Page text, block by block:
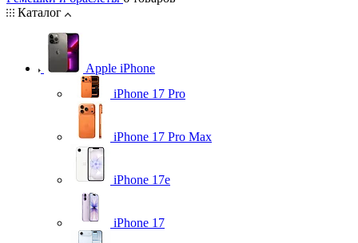
Каталог
Apple iPhone
iPhone 17 Pro
iPhone 17 Pro Max
iPhone 17e
iPhone 17